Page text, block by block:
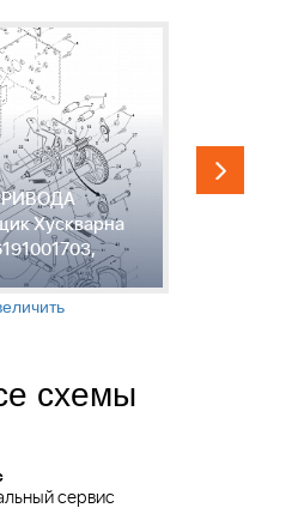
Хускварна
схемы
сервис